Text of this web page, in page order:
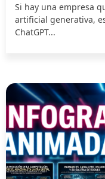
Si hay una empresa
artificial generativa,
ChatGPT...